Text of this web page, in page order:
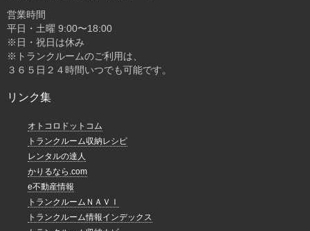
営業時間
平日・土曜 9:00〜18:00
※日・祝日は休み
※トランクルームのご利用は、
３６５日２４時間いつでも可能です。
リンク集
オトコロドットコム
トランクルーム収納レシピ
レンタルの達人
かりるなら.com
e不動産情報
トランクルームＮＡＶＩ
トランクルーム情報インデックス